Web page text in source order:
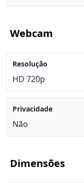
Webcam
Resolução
HD 720p
Privacidade
Não
Dimensões